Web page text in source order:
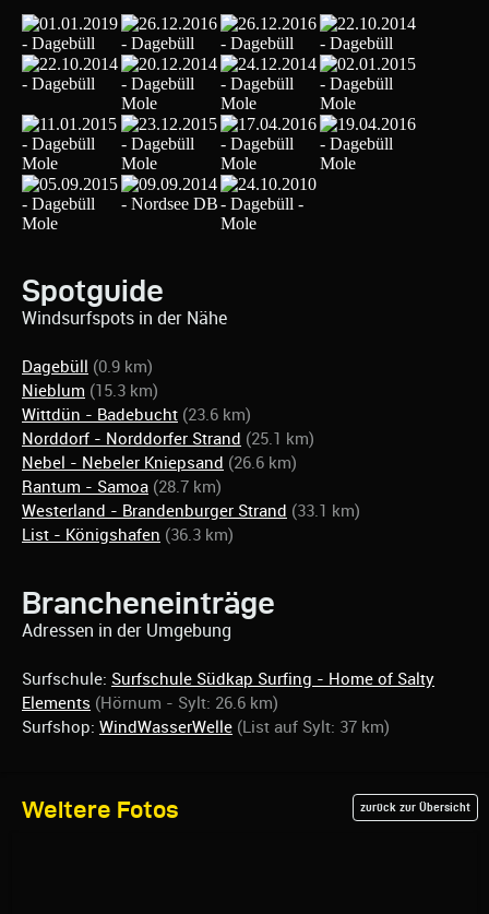
Spotguide
Windsurfspots in der Nähe
Dagebüll (0.9 km)
Nieblum (15.3 km)
Wittdün - Badebucht (23.6 km)
Norddorf - Norddorfer Strand (25.1 km)
Nebel - Nebeler Kniepsand (26.6 km)
Rantum - Samoa (28.7 km)
Westerland - Brandenburger Strand (33.1 km)
List - Königshafen (36.3 km)
Brancheneinträge
Adressen in der Umgebung
Surfschule: Surfschule Südkap Surfing - Home of Salty
Elements (Hörnum - Sylt: 26.6 km)
Surfshop: WindWasserWelle (List auf Sylt: 37 km)
Weitere Fotos zurück zur Übersicht